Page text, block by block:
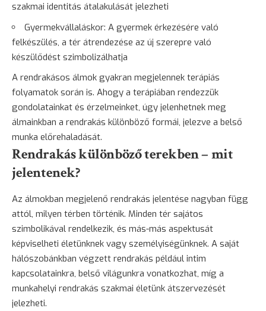
szakmai identitás átalakulását jelezheti
Gyermekvállaláskor: A gyermek érkezésére való
felkészülés, a tér átrendezése az új szerepre való
készülődést szimbolizálhatja
A rendrakásos álmok gyakran megjelennek terápiás
folyamatok során is. Ahogy a terápiában rendezzük
gondolatainkat és érzelmeinket, úgy jelenhetnek meg
álmainkban a rendrakás különböző formái, jelezve a belső
munka előrehaladását.
Rendrakás különböző terekben – mit
jelentenek?
Az álmokban megjelenő rendrakás jelentése nagyban függ
attól, milyen térben történik. Minden tér sajátos
szimbolikával rendelkezik, és más-más aspektusát
képviselheti életünknek vagy személyiségünknek. A saját
hálószobánkban végzett rendrakás például intim
kapcsolatainkra, belső világunkra vonatkozhat, míg a
munkahelyi rendrakás szakmai életünk átszervezését
jelezheti.